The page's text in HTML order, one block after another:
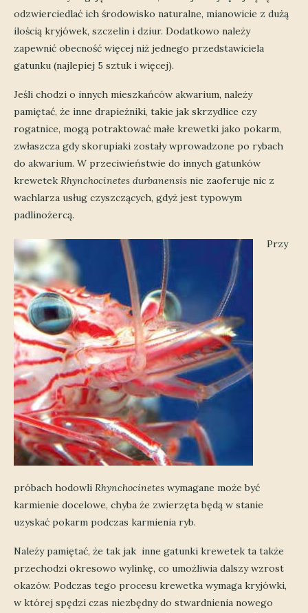
odzwierciedlać ich środowisko naturalne, mianowicie z dużą
ilością kryjówek, szczelin i dziur. Dodatkowo należy
zapewnić obecność więcej niż jednego przedstawiciela
gatunku (najlepiej 5 sztuk i więcej).
Jeśli chodzi o innych mieszkańców akwarium, należy
pamiętać, że inne drapieżniki, takie jak skrzydlice czy
rogatnice, mogą potraktować małe krewetki jako pokarm,
zwłaszcza gdy skorupiaki zostały wprowadzone po rybach
do akwarium. W przeciwieństwie do innych gatunków
krewetek Rhynchocinetes durbanensis nie zaoferuje nic z
wachlarza usług czyszczących, gdyż jest typowym
padlinożercą.
Przy
próbach hodowli Rhynchocinetes wymagane może być
karmienie docelowe, chyba że zwierzęta będą w stanie
uzyskać pokarm podczas karmienia ryb.
Należy pamiętać, że tak jak inne gatunki krewetek ta także
przechodzi okresowo wylinkę, co umożliwia dalszy wzrost
okazów. Podczas tego procesu krewetka wymaga kryjówki,
w której spędzi czas niezbędny do stwardnienia nowego